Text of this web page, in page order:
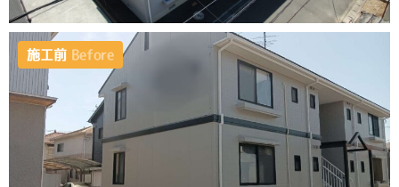
施工前 Before